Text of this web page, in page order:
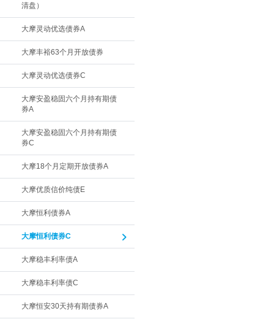
清盘）
大摩灵动优选债券A
大摩丰裕63个月开放债券
大摩灵动优选债券C
大摩安盈稳固六个月持有期债
券A
大摩安盈稳固六个月持有期债
券C
大摩18个月定期开放债券A
大摩优质信价纯债E
大摩恒利债券A
大摩恒利债券C
大摩稳丰利率债A
大摩稳丰利率债C
大摩恒安30天持有期债券A